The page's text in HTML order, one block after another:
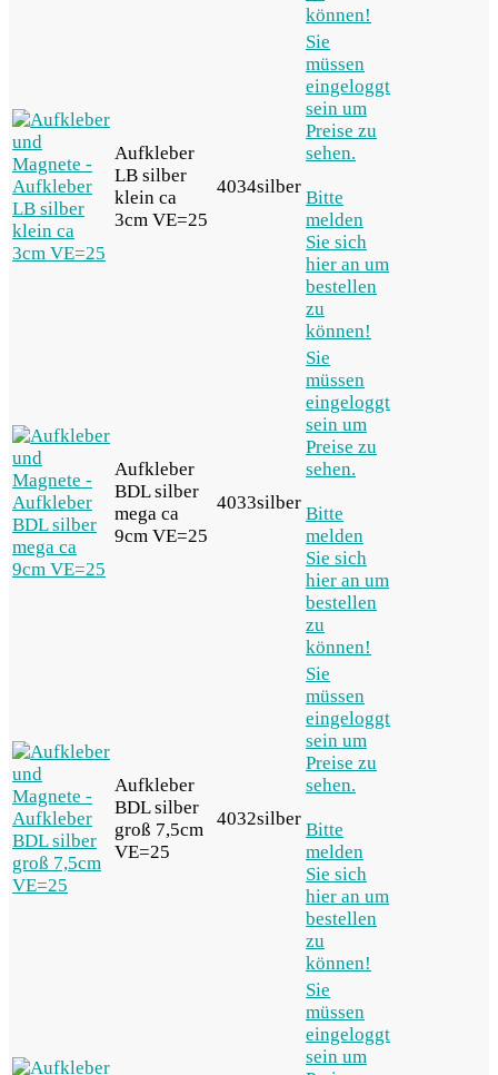
können!
Aufkleber
LB silber
klein ca
3cm VE=25
4034silber
Sie
müssen
eingeloggt
sein um
Preise zu
sehen.
Bitte
melden
Sie sich
hier an um
bestellen
zu
können!
Aufkleber
BDL silber
mega ca
9cm VE=25
4033silber
Sie
müssen
eingeloggt
sein um
Preise zu
sehen.
Bitte
melden
Sie sich
hier an um
bestellen
zu
können!
Aufkleber
BDL silber
groß 7,5cm
VE=25
4032silber
Sie
müssen
eingeloggt
sein um
Preise zu
sehen.
Bitte
melden
Sie sich
hier an um
bestellen
zu
können!
Sie
müssen
eingeloggt
sein um